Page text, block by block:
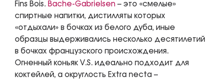
Fins Bois. Bache-Gabrielsen – это «смелые»
спиртные напитки, дистилляты которых
«отдыхали» в бочках из белого дуба, иные
образцы выдерживались несколько десятилетий
в бочках французского происхождения.
Огненный коньяк V.S. идеально подходит для
коктейлей, а округлость Extra necta –